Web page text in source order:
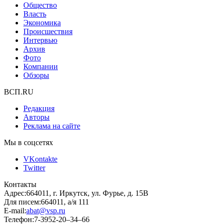
Общество
Власть
Экономика
Происшествия
Интервью
Архив
Фото
Компании
Обзоры
ВСП.RU
Редакция
Авторы
Реклама на сайте
Мы в соцсетях
VKontakte
Twitter
Контакты
Адрес:664011, г. Иркутск, ул. Фурье, д. 15В
Для писем:664011, а/я 111
E-mail:abat@vsp.ru
Телефон:7-3952-20–34–66